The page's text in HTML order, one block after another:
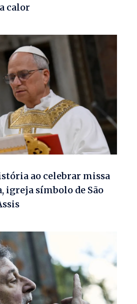
calor
ao celebrar missa
igreja símbolo de São